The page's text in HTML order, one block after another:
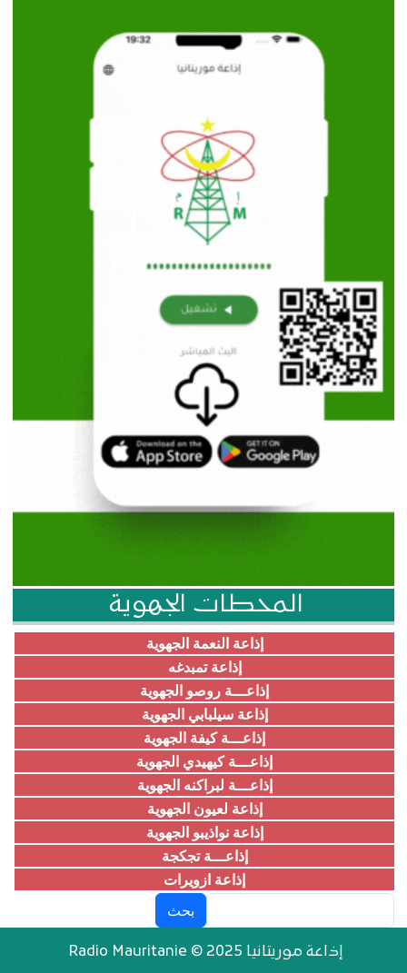
المحطات الجهوية
إذاعة النعمة الجهوية
إذاعة تمبدغه
إذاعـــة روصو الجهوية
إذاعة سيلبابي الجهوية
إذاعـــة كيفة الجهوية
إذاعـــة كيهيدي الجهوية
إذاعـــة لبراكنه الجهوية
إذاعة لعيون الجهوية
إذاعة نواذيبو الجهوية
إذاعـــة تجكجة
إذاعة ازويرات
إذاعة موريتانيا Radio Mauritanie © 2025